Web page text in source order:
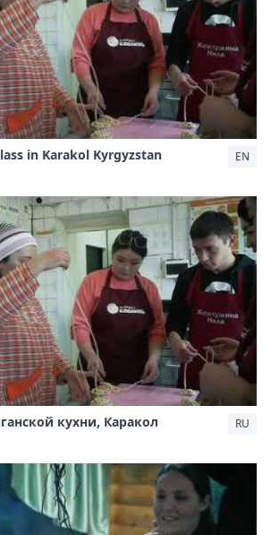
in Karakol Kyrgyzstan
EN
кухни, Каракол
RU